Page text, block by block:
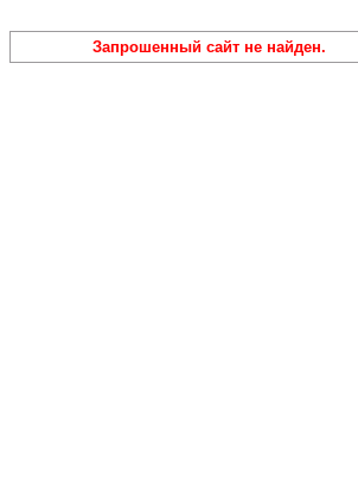
Запрошенный сайт не найден.